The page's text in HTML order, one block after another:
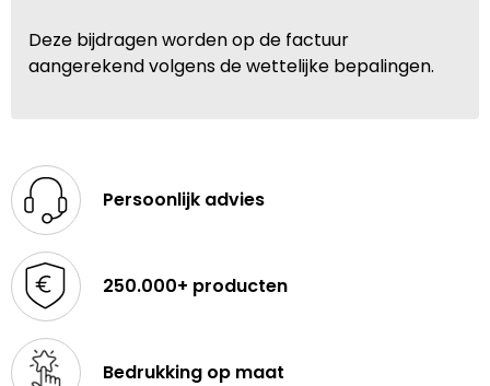
Deze bijdragen worden op de factuur
aangerekend volgens de wettelijke bepalingen.
Persoonlijk advies
250.000+ producten
Bedrukking op maat